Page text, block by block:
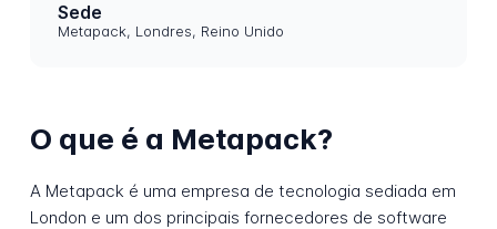
Sede
Metapack, Londres, Reino Unido
O que é a Metapack?
A Metapack é uma empresa de tecnologia sediada em
London e um dos principais fornecedores de software